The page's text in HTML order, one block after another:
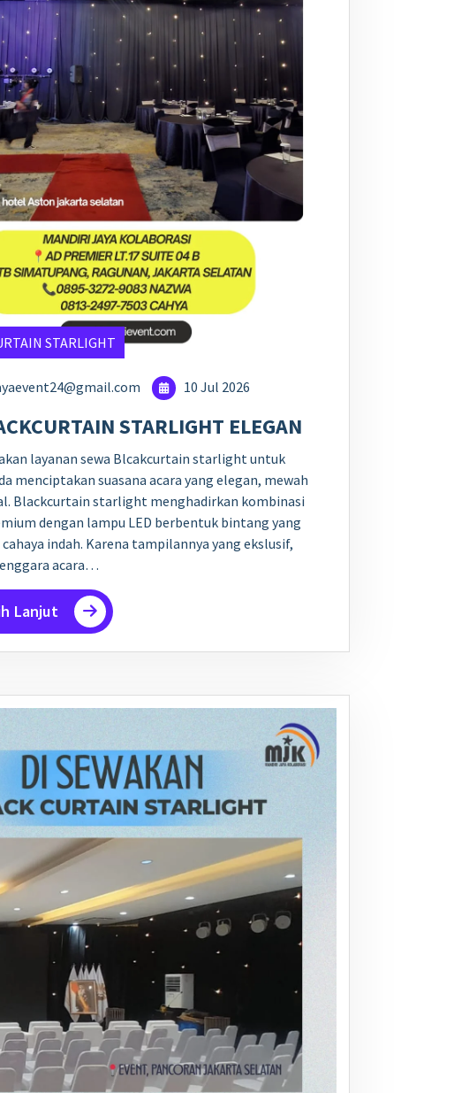
STARLIGHT
10 Jul 2026
STARLIGHT ELEGAN
layanan sewa Blcakcurtain starlight untuk
menciptakan suasana acara yang elegan, mewah
Blackcurtain starlight menghadirkan kombinasi
dengan lampu LED berbentuk bintang yang
indah. Karena tampilannya yang ekslusif,
acara…
Lanjut